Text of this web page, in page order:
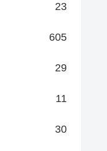
23
605
29
11
30